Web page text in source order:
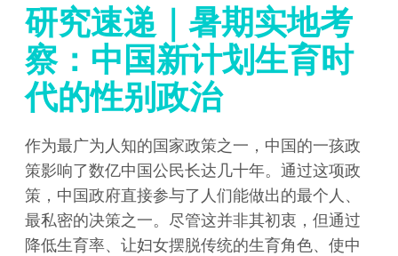
研究速递｜暑期实地考
察：中国新计划生育时
代的性别政治
作为最广为人知的国家政策之一，中国的一孩政
策影响了数亿中国公民长达几十年。通过这项政
策，中国政府直接参与了人们能做出的最个人、
最私密的决策之一。尽管这并非其初衷，但通过
降低生育率、让妇女摆脱传统的生育角色、使中